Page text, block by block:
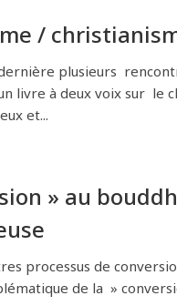
/
dernière plusieurs
livre à deux voix sur le
et...
» au
processus de
de la »